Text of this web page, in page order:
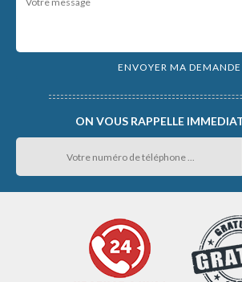
ON VOUS RAPPELLE